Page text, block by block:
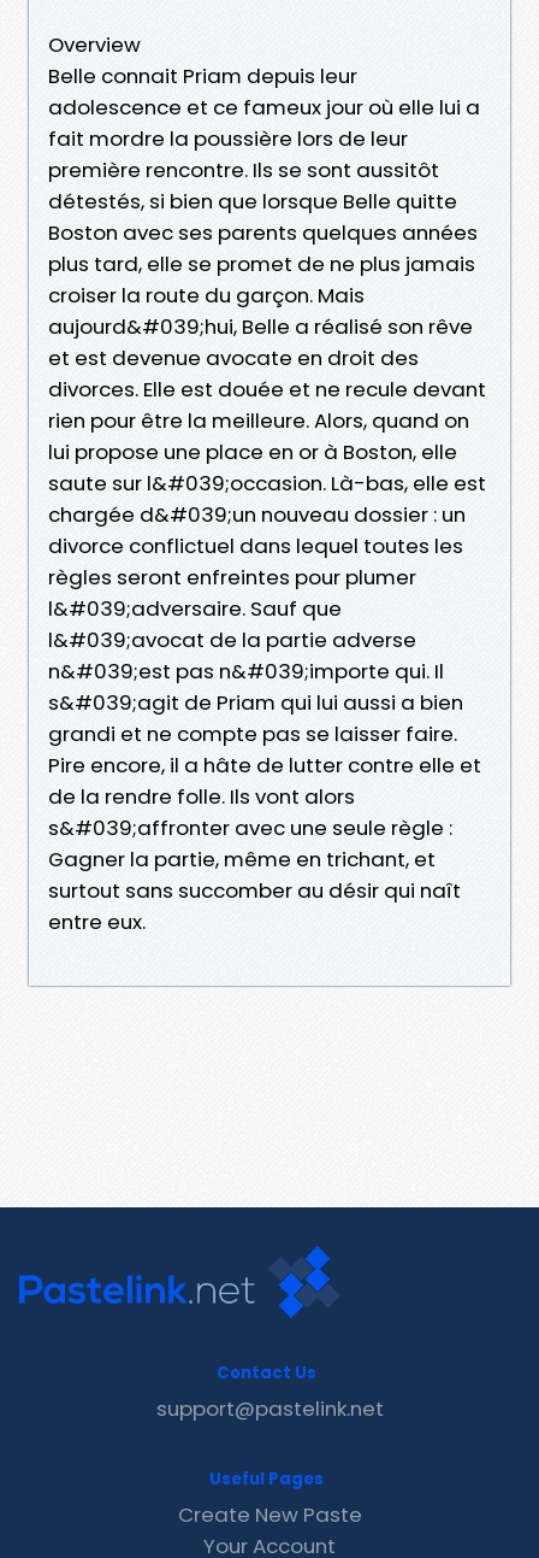
Overview
Belle connait Priam depuis leur
adolescence et ce fameux jour où elle lui a
fait mordre la poussière lors de leur
première rencontre. Ils se sont aussitôt
détestés, si bien que lorsque Belle quitte
Boston avec ses parents quelques années
plus tard, elle se promet de ne plus jamais
croiser la route du garçon. Mais
aujourd&#039;hui, Belle a réalisé son rêve
et est devenue avocate en droit des
divorces. Elle est douée et ne recule devant
rien pour être la meilleure. Alors, quand on
lui propose une place en or à Boston, elle
saute sur l&#039;occasion. Là-bas, elle est
chargée d&#039;un nouveau dossier : un
divorce conflictuel dans lequel toutes les
règles seront enfreintes pour plumer
l&#039;adversaire. Sauf que
l&#039;avocat de la partie adverse
n&#039;est pas n&#039;importe qui. Il
s&#039;agit de Priam qui lui aussi a bien
grandi et ne compte pas se laisser faire.
Pire encore, il a hâte de lutter contre elle et
de la rendre folle. Ils vont alors
s&#039;affronter avec une seule règle :
Gagner la partie, même en trichant, et
surtout sans succomber au désir qui naît
entre eux.
Contact Us
support@pastelink.net
Useful Pages
Create New Paste
Your Account